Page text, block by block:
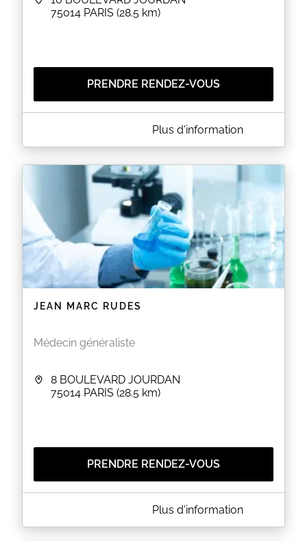
75014 PARIS (28.5 km)
PRENDRE RENDEZ-VOUS
A PROPOS DE MATHIEU NOEL
Le docteur Mathieu NOEL est médecin généraliste
Boulevard Jourdan. Le Dr NOEL est non
conventionné, ne prend pas la carte vitale et se
tient à votre disposition pour prévoir un rendez-
EN SAVOIR PLUS
Plus d'information
JEAN MARC RUDES
Médecin généraliste
8 BOULEVARD JOURDAN
75014 PARIS (28.5 km)
PRENDRE RENDEZ-VOUS
A PROPOS DE JEAN MARC RUDES
Le docteur Jean Marc RUDES est médecin
Plus d'information